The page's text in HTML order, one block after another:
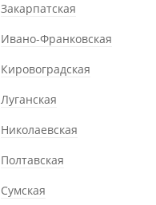
Закарпатская
Ивано-Франковская
Кировоградская
Луганская
Николаевская
Полтавская
Сумская